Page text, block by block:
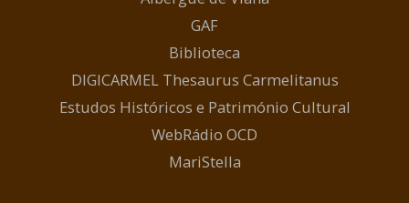
GAF
Biblioteca
DIGICARMEL Thesaurus Carmelitanus
Estudos Históricos e Património Cultural
WebRádio OCD
MariStella